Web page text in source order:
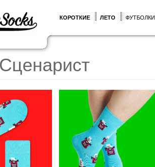
КОРОТКИЕ ЛЕТО ФУТБОЛКИ